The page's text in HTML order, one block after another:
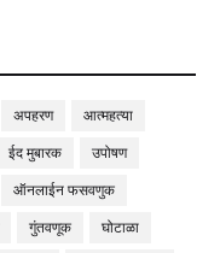
अपहरण
आत्महत्या
ईद मुबारक
उपोषण
ऑनलाईन फसवणुक
गुंतवणूक
घोटाळा